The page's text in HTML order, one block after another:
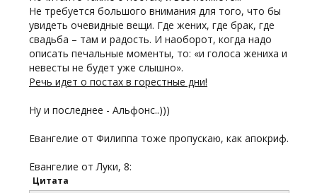
Не требуется большого внимания для того, что бы
увидеть очевидные вещи. Где жених, где брак, где
свадьба – там и радость. И наоборот, когда надо
описать печальные моменты, то: «и голоса жениха и
невесты не будет уже слышно».
Речь идет о постах в горестные дни!
Ну и последнее - Альфонс..)))
Евангелие от Филиппа тоже пропускаю, как апокриф.
Евангелие от Луки, 8:
Цитата